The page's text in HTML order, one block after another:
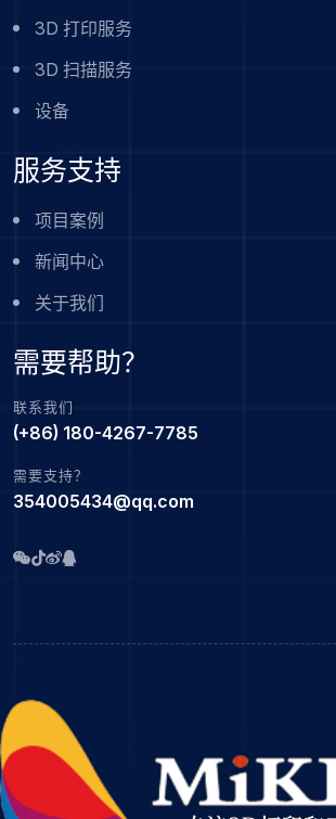
3D 打印服务
3D 扫描服务
设备
服务支持
项目案例
新闻中心
关于我们
需要帮助？
联系我们
(+86) 180-4267-7785
需要支持？
354005434@qq.com